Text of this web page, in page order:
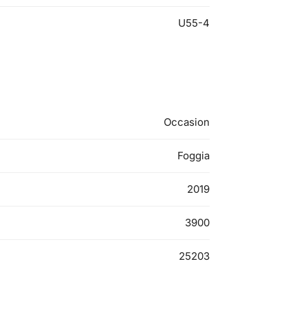
U55-4
Occasion
Foggia
2019
3900
25203